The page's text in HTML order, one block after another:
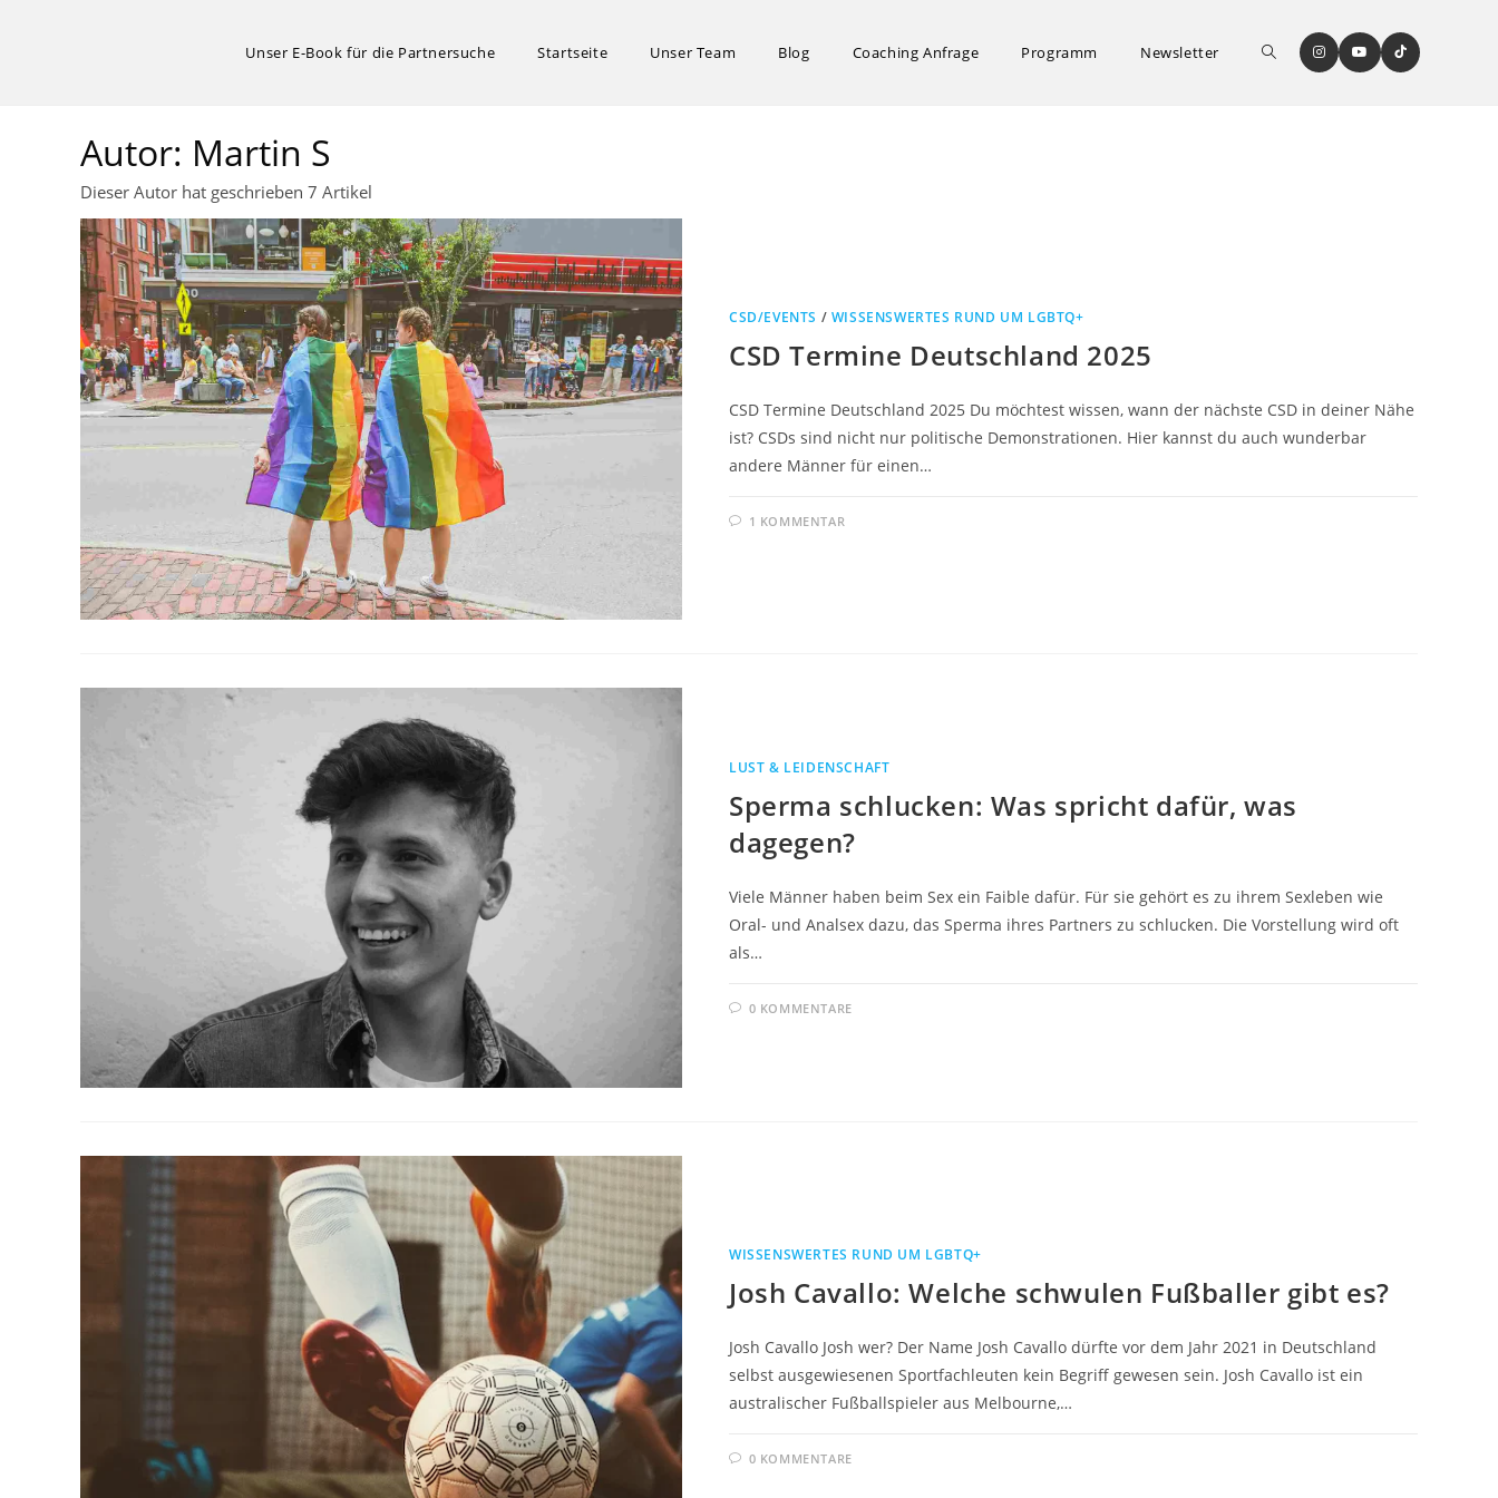
Unser E-Book für die Partnersuche Startseite Unser Team Blog Coaching Anfrage Programm Newsletter Website-
Autor: Martin S
Dieser Autor hat geschrieben 7 Artikel
CSD/EVENTS / WISSENSWERTES RUND UM LGBTQ+
CSD Termine Deutschland 2025
CSD Termine Deutschland 2025 Du möchtest wissen, wann der nächste CSD in deiner Nähe
ist? CSDs sind nicht nur politische Demonstrationen. Hier kannst du auch wunderbar
andere Männer für einen…
1 KOMMENTAR
LUST & LEIDENSCHAFT
Sperma schlucken: Was spricht dafür, was
dagegen?
Viele Männer haben beim Sex ein Faible dafür. Für sie gehört es zu ihrem Sexleben wie
Oral- und Analsex dazu, das Sperma ihres Partners zu schlucken. Die Vorstellung wird oft
als…
0 KOMMENTARE
WISSENSWERTES RUND UM LGBTQ+
Josh Cavallo: Welche schwulen Fußballer gibt es?
Josh Cavallo Josh wer? Der Name Josh Cavallo dürfte vor dem Jahr 2021 in Deutschland
selbst ausgewiesenen Sportfachleuten kein Begriff gewesen sein. Josh Cavallo ist ein
australischer Fußballspieler aus Melbourne,…
0 KOMMENTARE